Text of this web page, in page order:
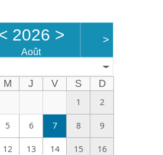
2026 >
Août
>
M J V S
D
1
2
5 6 7 8 9
12 13 14 15 16